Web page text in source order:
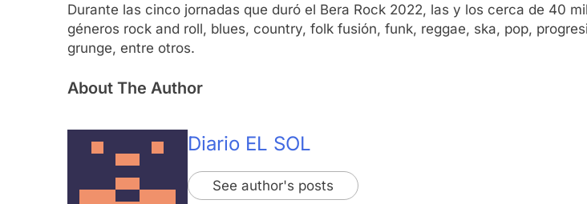
Durante las cinco jornadas que duró el Bera Rock 2022, las y los cerca de 40
géneros rock and roll, blues, country, folk fusión, funk, reggae, ska, pop,
grunge, entre otros.
About The Author
Diario EL SOL
See author's posts